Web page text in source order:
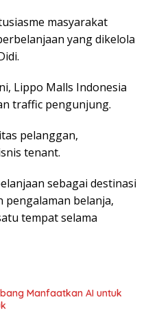
masyarakat
yang dikelola
Lippo Malls Indonesia
traffic pengunjung.
pelanggan,
tenant.
sebagai destinasi
pengalaman belanja,
tempat selama
Manfaatkan AI untuk